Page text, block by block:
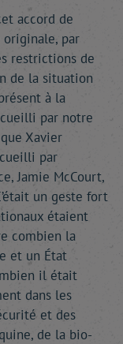
accord de
originale, par
restrictions de
de la situation
à la
par notre
Xavier
par
Jamie McCourt,
un geste fort
étaient
combien la
et un État
il était
dans les
et des
de la bio-